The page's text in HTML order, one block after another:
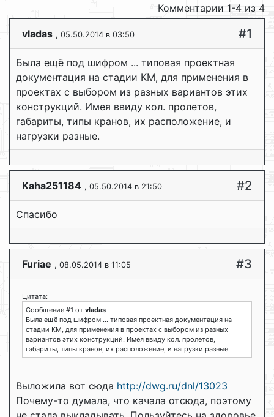
Комментарии 1-4 из 4
vladas , 05.50.2014 в 03:50 #1
Была ещё под шифром ... типовая проектная
документация на стадии КМ, для применения в
проектах с выбором из разных вариантов этих
конструкций. Имея ввиду кол. пролетов,
габариты, типы кранов, их расположение, и
нагрузки разные.
Kaha251184 , 05.50.2014 в 21:50 #2
Спасибо
Furiae , 08.05.2014 в 11:05 #3
Цитата:
Сообщение #1 от vladas
Была ещё под шифром ... типовая проектная документация на
стадии КМ, для применения в проектах с выбором из разных
вариантов этих конструкций. Имея ввиду кол. пролетов,
габариты, типы кранов, их расположение, и нагрузки разные.
Выложила вот сюда http://dwg.ru/dnl/13023
Почему-то думала, что качала отсюда, поэтому